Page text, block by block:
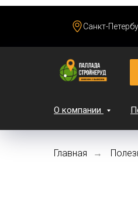
Санкт-
О компании
Главная →